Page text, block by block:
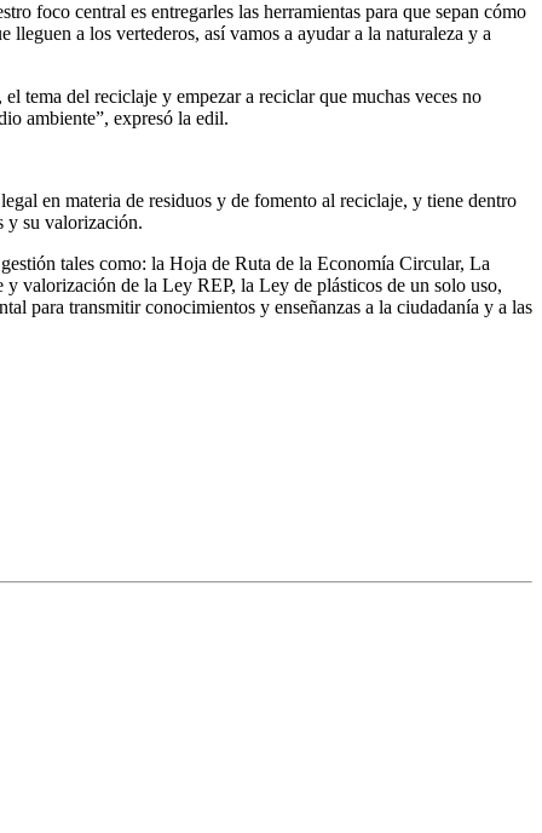
foco central es entregarles las herramientas para que sepan cómo
lleguen a los vertederos, así vamos a ayudar a la naturaleza y a
tema del reciclaje y empezar a reciclar que muchas veces no
ambiente”, expresó la edil.
en materia de residuos y de fomento al reciclaje, y tiene dentro
y su valorización.
tales como: la Hoja de Ruta de la Economía Circular, La
valorización de la Ley REP, la Ley de plásticos de un solo uso,
para transmitir conocimientos y enseñanzas a la ciudadanía y a las